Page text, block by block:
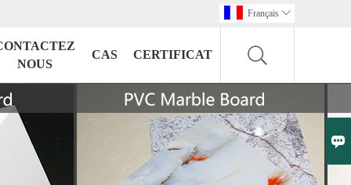

Français 
NOUS
CAS CERTIFICAT